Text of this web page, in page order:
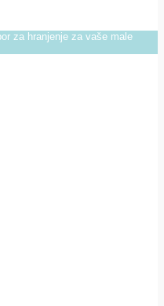
za hranjenje za vaše male